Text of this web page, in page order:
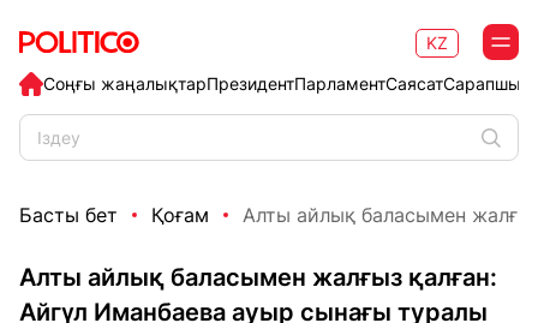
Соңғы жаңалықтарПрезидентПарламентСаясат
KZ
Басты бет Қоғам Алты айлық баласымен
Алты айлық баласымен жалғыз қалған:
Айгүл Иманбаева ауыр сынағы туралы